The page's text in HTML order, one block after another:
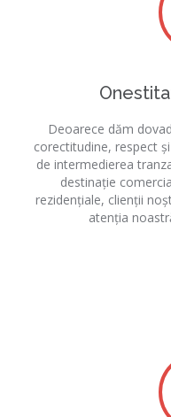
Deoarece dăm
corectitudine, respect
de intermedierea
destinație
rezidențiale, clienții
atenția